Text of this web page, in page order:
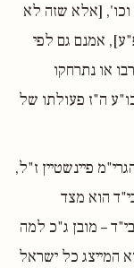
וכו', [אלא שזה לא
אמנם גם לפי
או נתרחקו
ה"ז פעולתו של
פיינשטיין ז"ל,
הוא מצד
– מובן ג"כ למה
המייצג כל ישראל